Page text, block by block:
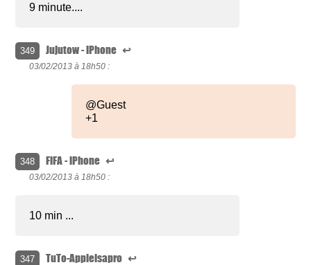
9 minute....
349 Jujutow - iPhone ↩
03/02/2013 à 18h50 :
@Guest
+1
348 FiFA - iPhone ↩
03/02/2013 à 18h50 :
10 min ...
347 TuTo-Appleisapro ↩